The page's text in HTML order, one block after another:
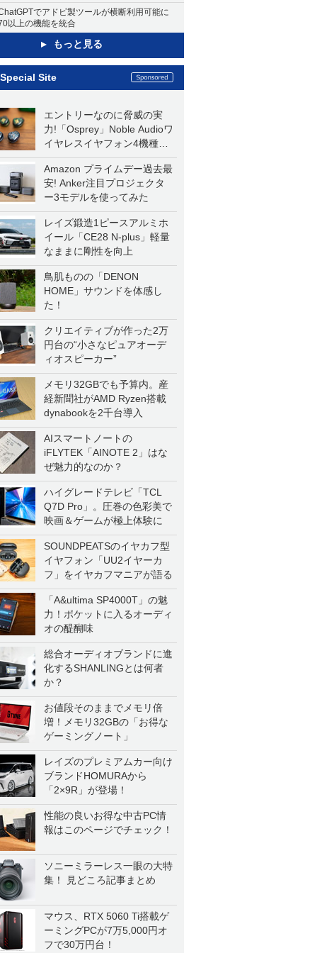
でアドビ製ツールが横断利用可能に
以上の機能を統合
もっと見る
Special Site
エントリーなのに脅威の実
力!「Osprey」Noble Audioワ
イヤレスイヤフォン4機種を
一気に聴く
Amazon プライムデー過去最
安! Anker注目プロジェクタ
ー3モデルを使ってみた
レイズ鍛造1ピースアルミホ
イール「CE28 N-plus」軽量
なままに剛性を向上
鳥肌ものの「DENON
HOME」サウンドを体感し
た！
クリエイティブが作った2万
円台の“小さなピュアオーデ
ィオスピーカー”
メモリ32GBでも予算内。産
経新聞社がAMD Ryzen搭載
dynabookを2千台導入
AIスマートノートの
iFLYTEK「AINOTE 2」はな
ぜ魅力的なのか？
ハイグレードテレビ「TCL
Q7D Pro」。圧巻の色彩美で
映画＆ゲームが極上体験に
SOUNDPEATSのイヤカフ型
イヤフォン「UU2イヤーカ
フ」をイヤカフマニアが語る
「A&ultima SP4000T」の魅
力！ポケットに入るオーディ
オの醍醐味
総合オーディオブランドに進
化するSHANLINGとは何者
か？
お値段そのままでメモリ倍
増！メモリ32GBの「お得な
ゲーミングノート」
レイズのプレミアムカー向け
ブランドHOMURAから
「2×9R」が登場！
性能の良いお得な中古PC情
報はこのページでチェック！
ソニーミラーレス一眼の大特
集！ 見どころ記事まとめ
マウス、RTX 5060 Ti搭載ゲ
ーミングPCが7万5,000円オ
フで30万円台！